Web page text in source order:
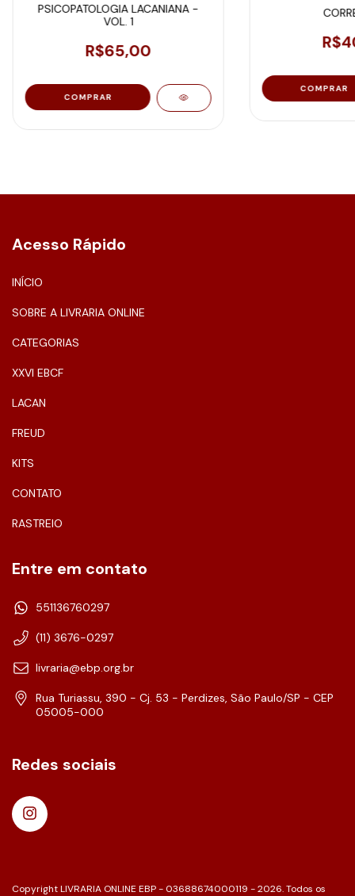
PSICOPATOLOGIA LACANIANA -
VOL. 1
R$65,00
Acesso Rápido
INÍCIO
SOBRE A LIVRARIA ONLINE
CATEGORIAS
XXVI EBCF
LACAN
FREUD
KITS
CONTATO
RASTREIO
Entre em contato
551136760297
(11) 3676-0297
livraria@ebp.org.br
Rua Turiassu, 390 - Cj. 53 - Perdizes, São Paulo/SP - CEP
05005-000
Redes sociais
Copyright LIVRARIA ONLINE EBP - 03688674000119 - 2026. Todos os